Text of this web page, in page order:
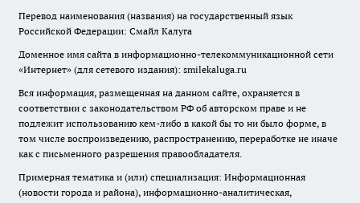
Перевод наименования (названия) на государственный язык
Российской Федерации: Смайл Калуга
Доменное имя сайта в информационно-телекоммуникационной сети
«Интернет» (для сетевого издания): smilekaluga.ru
Вся информация, размещенная на данном сайте, охраняется в
соответствии с законодательством РФ об авторском праве и не
подлежит использованию кем-либо в какой бы то ни было форме, в
том числе воспроизведению, распространению, переработке не иначе
как с письменного разрешения правообладателя.
Примерная тематика и (или) специализация: Информационная
(новости города и района), информационно-аналитическая,